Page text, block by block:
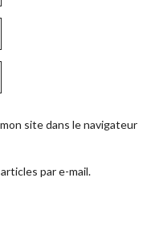
site dans le navigateur
par e-mail.